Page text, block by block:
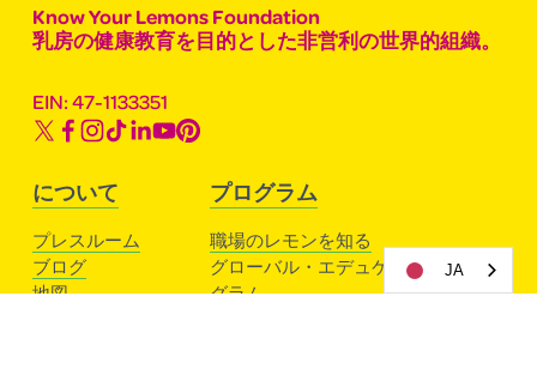
Know Your Lemons Foundation
乳房の健康教育を目的とした非営利の世界的組織。
EIN: 47-1133351
プログラム
職場のレモンを知る
グローバル・エデュケーター・プロ
グラム
について
プレスルーム
ブログ
地図
JA